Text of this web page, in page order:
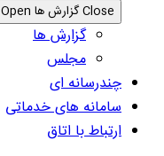
Close گزارش ها Open گزارش ها
گزارش ها
مجلس
چندرسانه ای
سامانه های خدماتی
ارتباط با اتاق